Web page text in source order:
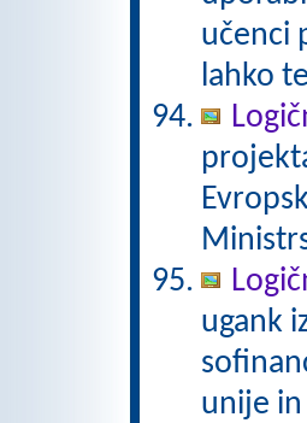
učenci
lahko
ugank
unije